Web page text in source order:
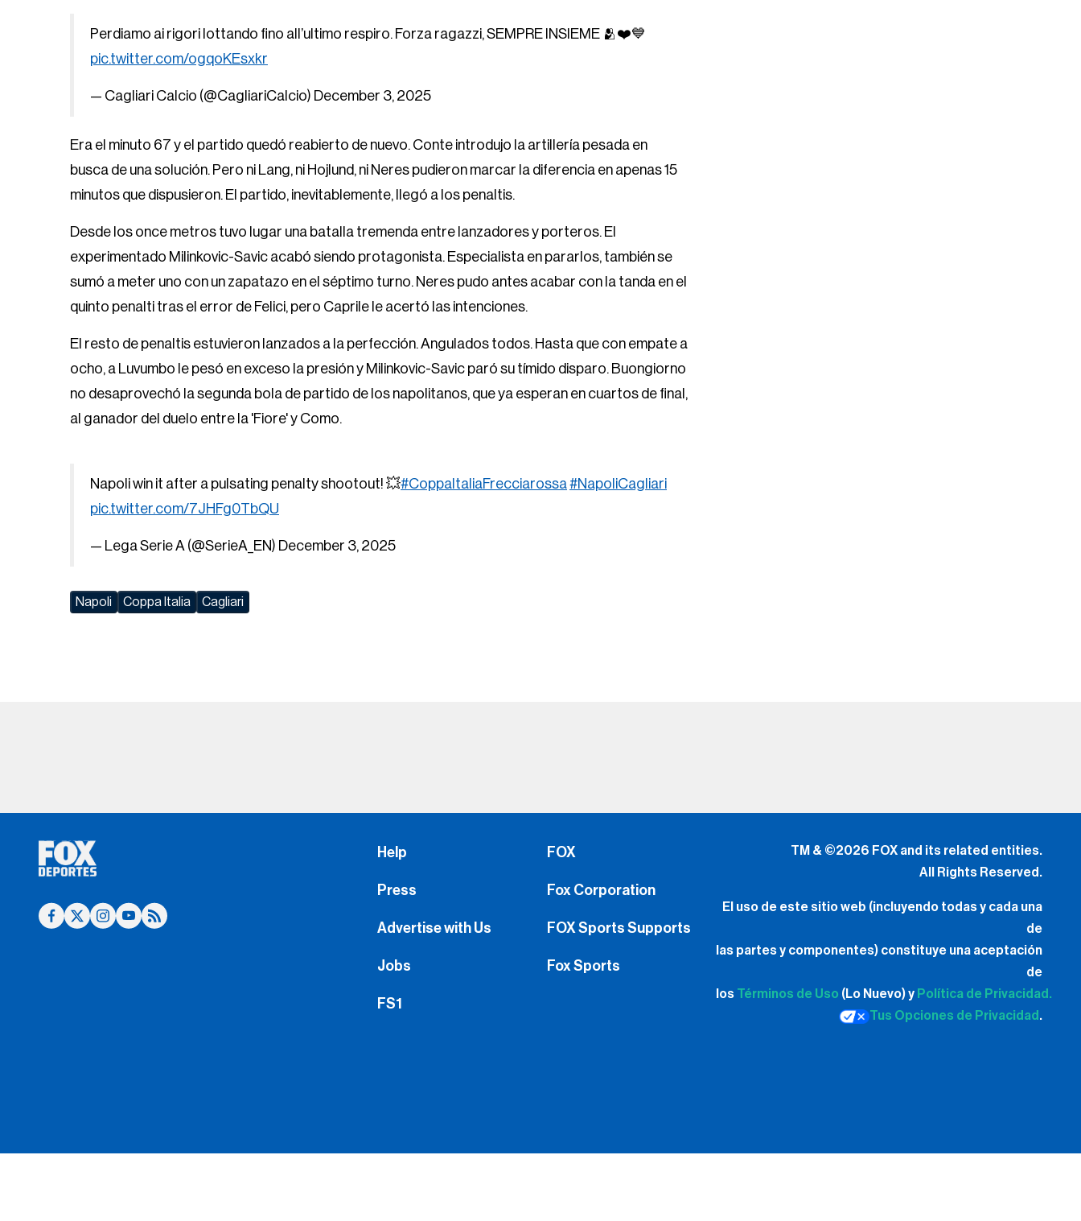
Perdiamo ai rigori lottando fino all’ultimo respiro. Forza ragazzi, SEMPRE INSIEME 🫂❤️💙
pic.twitter.com/ogqoKEsxkr
— Cagliari Calcio (@CagliariCalcio) December 3, 2025
Era el minuto 67 y el partido quedó reabierto de nuevo. Conte introdujo la artillería pesada en
busca de una solución. Pero ni Lang, ni Hojlund, ni Neres pudieron marcar la diferencia en apenas 15
minutos que dispusieron. El partido, inevitablemente, llegó a los penaltis.
Desde los once metros tuvo lugar una batalla tremenda entre lanzadores y porteros. El
experimentado Milinkovic-Savic acabó siendo protagonista. Especialista en pararlos, también se
sumó a meter uno con un zapatazo en el séptimo turno. Neres pudo antes acabar con la tanda en el
quinto penalti tras el error de Felici, pero Caprile le acertó las intenciones.
El resto de penaltis estuvieron lanzados a la perfección. Angulados todos. Hasta que con empate a
ocho, a Luvumbo le pesó en exceso la presión y Milinkovic-Savic paró su tímido disparo. Buongiorno
no desaprovechó la segunda bola de partido de los napolitanos, que ya esperan en cuartos de final,
al ganador del duelo entre la 'Fiore' y Como.
Napoli win it after a pulsating penalty shootout! 💥#CoppaItaliaFrecciarossa#NapoliCagliari
pic.twitter.com/7JHFg0TbQU
— Lega Serie A (@SerieA_EN) December 3, 2025
Napoli Coppa Italia Cagliari
Help
Press
Advertise with Us
Jobs
FS1
FOX
Fox Corporation
FOX Sports Supports
Fox Sports
TM & ©2026 FOX and its related entities.
All Rights Reserved.
El uso de este sitio web (incluyendo todas y cada una
de
las partes y componentes) constituye una aceptación
de
los Términos de Uso (Lo Nuevo) y Política de Privacidad.
Tus Opciones de Privacidad .